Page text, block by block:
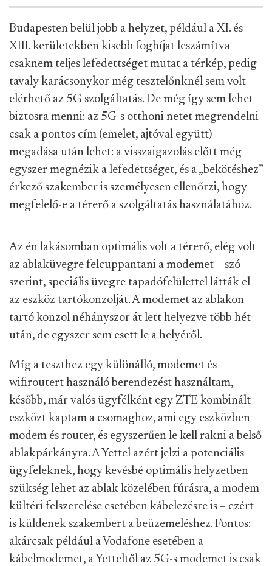
Budapesten belül jobb a helyzet, például a XI. és
XIII. kerületekben kisebb foghíjat leszámítva
csaknem teljes lefedettséget mutat a térkép, pedig
tavaly karácsonykor még tesztelőnknél sem volt
elérhető az 5G szolgáltatás. De még így sem lehet
biztosra menni: az 5G-s otthoni netet megrendelni
csak a pontos cím (emelet, ajtóval együtt)
megadása után lehet: a visszaigazolás előtt még
egyszer megnézik a lefedettséget, és a „bekötéshez”
érkező szakember is személyesen ellenőrzi, hogy
megfelelő-e a térerő a szolgáltatás használatához.
Az én lakásomban optimális volt a térerő, elég volt
az ablaküvegre felcuppantani a modemet – szó
szerint, speciális üvegre tapadófelülettel látták el
az eszköz tartókonzolját. A modemet az ablakon
tartó konzol néhányszor át lett helyezve több hét
után, de egyszer sem esett le a helyéről.
Míg a teszthez egy különálló, modemet és
wifiroutert használó berendezést használtam,
később, már valós ügyfélként egy ZTE kombinált
eszközt kaptam a csomaghoz, ami egy eszközben
modem és router, és egyszerűen le kell rakni a belső
ablakpárkányra. A Yettel azért jelzi a potenciális
ügyfeleknek, hogy kevésbé optimális helyzetben
szükség lehet az ablak közelében fúrásra, a modem
kültéri felszerelése esetében kábelezésre is – ezért
is küldenek szakembert a beüzemeléshez. Fontos:
akárcsak például a Vodafone esetében a
kábelmodemet, a Yetteltől az 5G-s modemet is csak